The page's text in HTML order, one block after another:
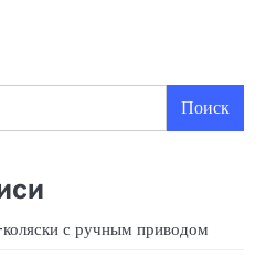
Поиск
с ручным приводом